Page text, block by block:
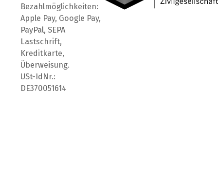
Bezahlmöglichkeiten:
Apple Pay, Google Pay,
PayPal, SEPA
Lastschrift,
Kreditkarte,
Überweisung.
USt-IdNr.:
DE370051614